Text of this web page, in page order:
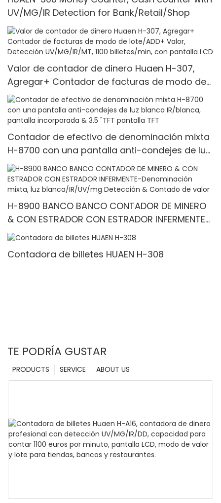
UV/MG/IR Detection for Bank/Retail/Shop
Valor de contador de dinero Huaen H-307,
Agregar+ Contador de facturas de modo de
lote/ADD+ Valor, Detección UV/MG/IR/MT, 1100
billetes/min, con pantalla LCD
Contador de efectivo de denominación mixta
H-8700 con una pantalla anti-condejes de luz
blanca IR/blanca, pantalla incorporada & 3.5
"TFT pantalla TFT
H-8900 BANCO BANCO CONTADOR DE MINERO
& CON ESTRADOR CON ESTRADOR INFERMENTE-
Denominación mixta, luz blanca/IR/UV/mg
Contadora de billetes HUAEN H-308
TE PODRÍA GUSTAR
ABOUT US
SERVICE
PRODUCTS